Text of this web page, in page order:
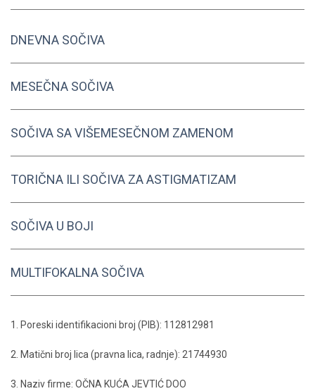
DNEVNA SOČIVA
MESEČNA SOČIVA
SOČIVA SA VIŠEMESEČNOM ZAMENOM
TORIČNA ILI SOČIVA ZA ASTIGMATIZAM
SOČIVA U BOJI
MULTIFOKALNA SOČIVA
1. Poreski identifikacioni broj (PIB): 112812981
2. Matični broj lica (pravna lica, radnje): 21744930
3. Naziv firme: OČNA KUĆA JEVTIĆ DOO